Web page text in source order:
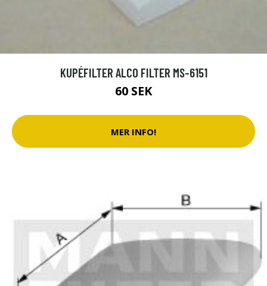
KUPÉFILTER ALCO FILTER MS-6151
60 SEK
MER INFO!